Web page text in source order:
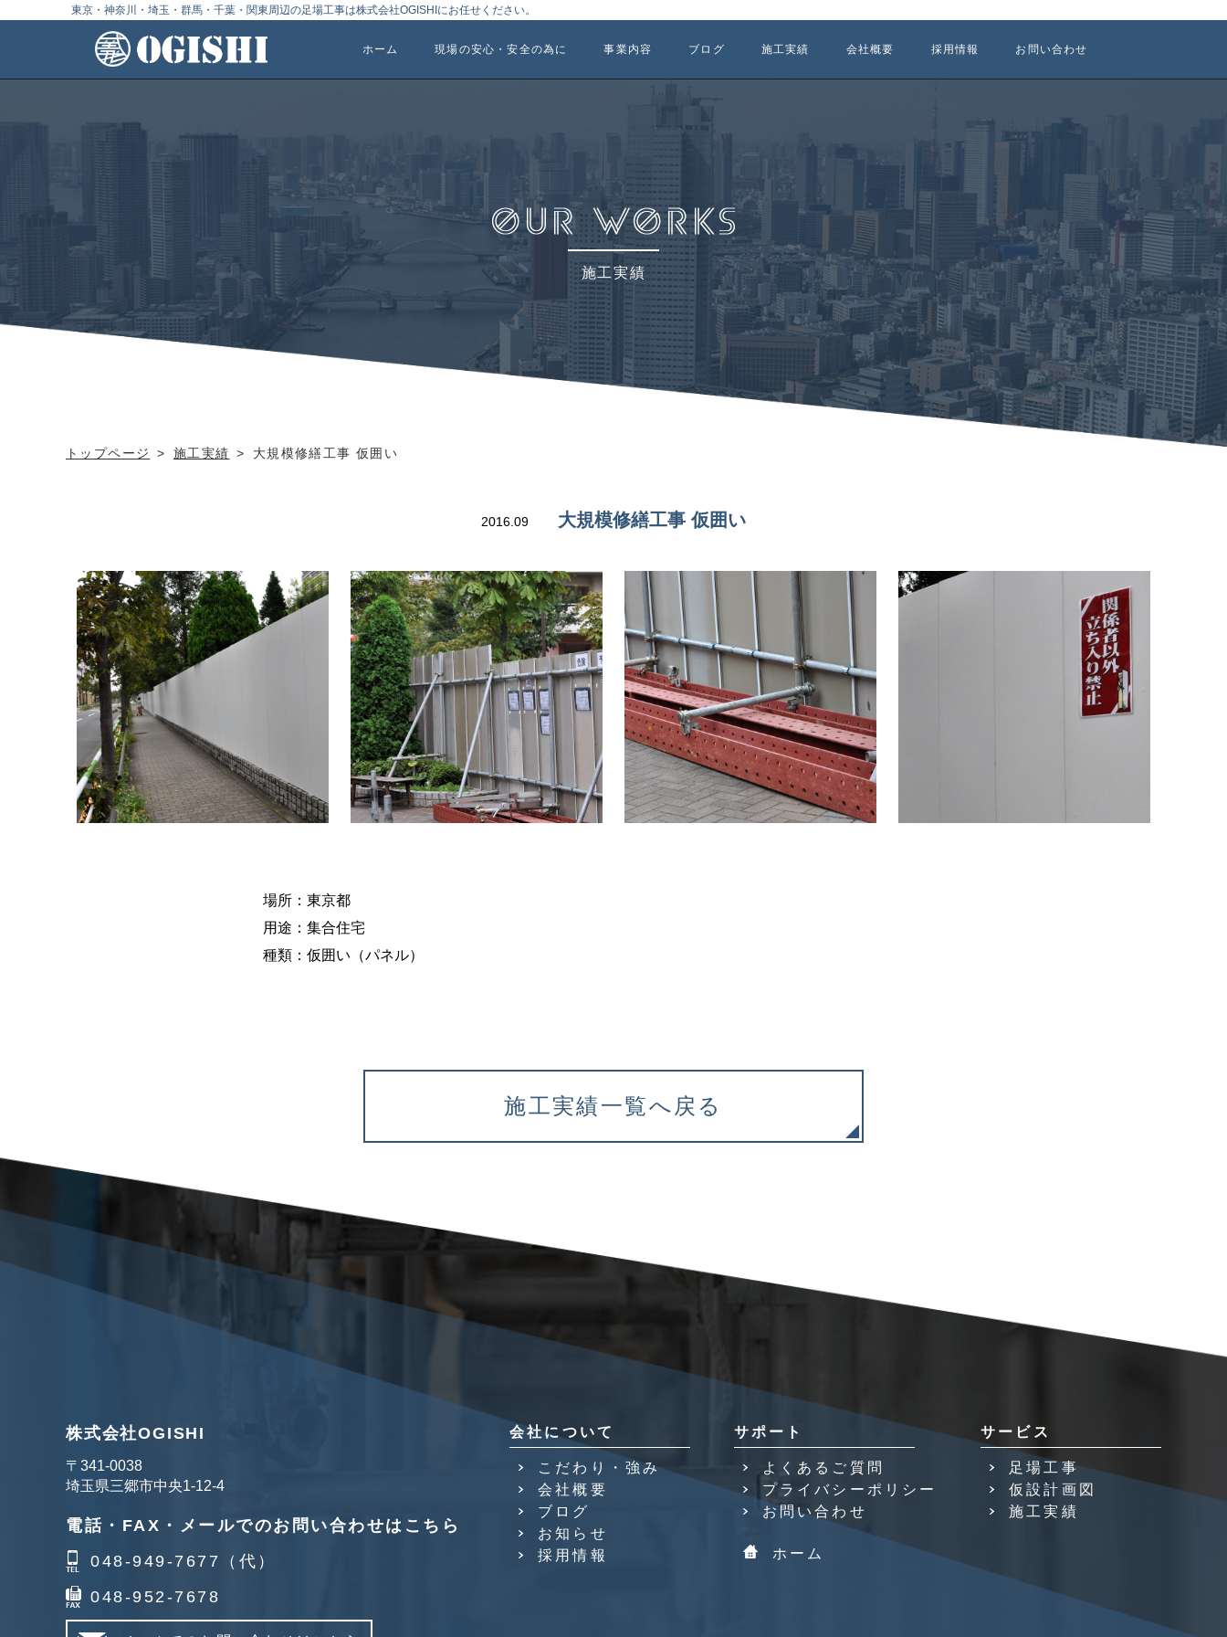
東京・神奈川・埼玉・群馬・千葉・関東周辺の足場工事は株式会社OGISHIにお任せください。
ホーム 現場の安心・安全の為に 事業内容 ブログ 施工実績 会社概要 採用情報 お問い合わせ
施工実績
トップページ 施工実績 大規模修繕工事 仮囲い
2016.09 大規模修繕工事 仮囲い
場所：東京都
用途：集合住宅
種類：仮囲い（パネル）
施工実績一覧へ戻る
株式会社OGISHI
〒341‐0038
埼玉県三郷市中央1-12-4
電話・FAX・メールでのお問い合わせはこちら
048-949-7677（代）
048-952-7678
会社について
こだわり・強み
会社概要
ブログ
お知らせ
採用情報
サポート
よくあるご質問
プライバシーポリシー
お問い合わせ
ホーム
サービス
足場工事
仮設計画図
施工実績